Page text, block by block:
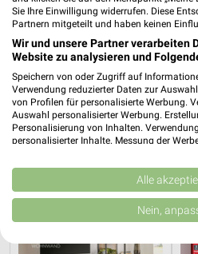
Hesse
Noch heute gültig
XXXLutz
Sie Ihre Einwilligung widerrufen. Diese
Partnern mitgeteilt und haben keinen
Wir und unsere Partner verarbeiten
Website zu analysieren und
Speichern von oder Zugriff auf
Verwendung reduzierter Daten zur
von Profilen für personalisierte Werbung.
Auswahl personalisierter Werbung.
Personalisierung von Inhalten.
personalisierter Inhalte. Messung der
Kombinationen von Daten aus
Verbesserung der Angebote. Verwendung
von Inhalten.
Daten können außerhalb der
USA gesendet werden.
Website/App.
Alle
Nein,